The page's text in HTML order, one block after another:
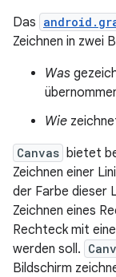
Das
Zeichnen in zwei
Was
Wie
Canvas bietet
Zeichnen einer
der Farbe dieser
Zeichnen eines
Rechteck mit
werden soll.
Bildschirm